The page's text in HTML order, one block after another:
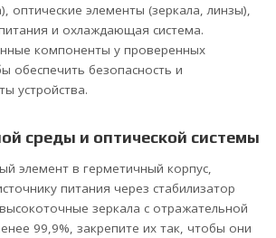
оптические элементы (зеркала, линзы),
и охлаждающая система.
компоненты у проверенных
обеспечить безопасность и
устройства.
среды и оптической системы
элемент в герметичный корпус,
питания через стабилизатор
зеркала с отражательной
99,9%, закрепите их так, чтобы они